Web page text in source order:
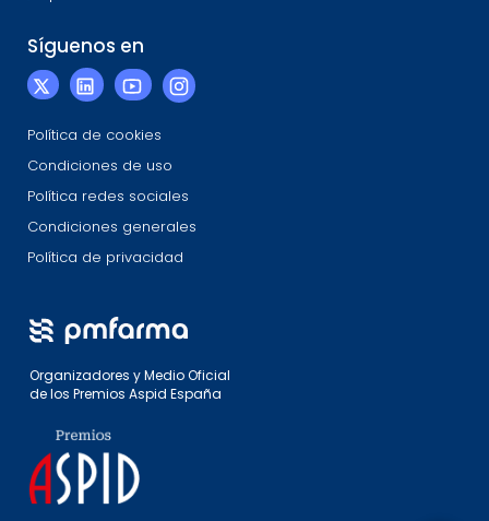
Síguenos en
Política de cookies
Condiciones de uso
Política redes sociales
Condiciones generales
Política de privacidad
Organizadores y Medio Oficial
de los Premios Aspid España